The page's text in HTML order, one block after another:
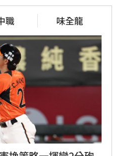
職 味全龍